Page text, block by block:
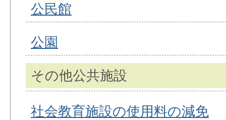
公民館
公園
その他公共施設
社会教育施設の使用料の減免